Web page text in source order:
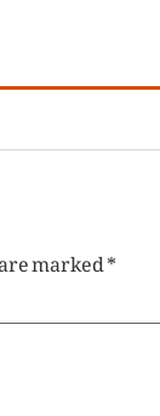
marked*